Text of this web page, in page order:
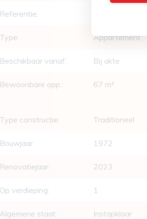
Referentie:
Type: Appartement
Beschikbaar vanaf: Bij akte
Bewoonbare opp.: 67 m²
Type constructie: Traditioneel
Bouwjaar: 1972
Renovatiejaar: 2023
Op verdieping: 1
Algemene staat: Instapklaar